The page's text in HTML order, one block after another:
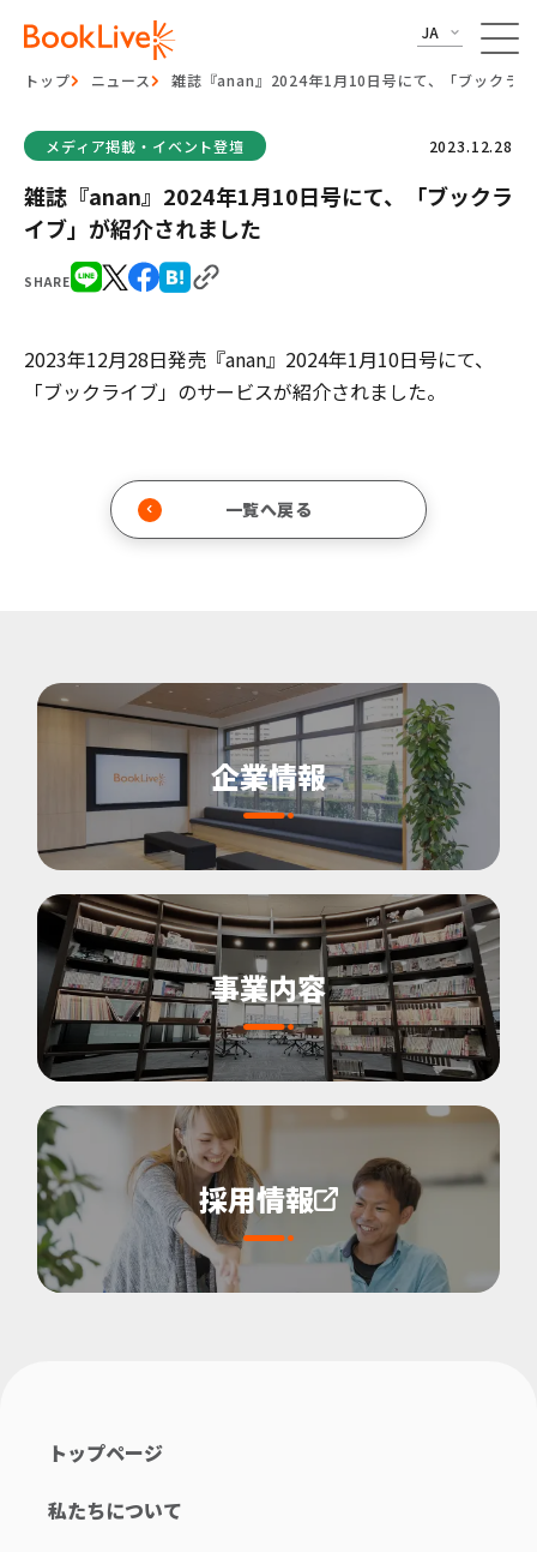
JA
トップ ニュース 雑誌『anan』2024年1月10日号にて、「ブックラ
SHARE
メディア掲載・イベント登壇 2023.12.28
雑誌『anan』2024年1月10日号にて、「ブックラ
イブ」が紹介されました
2023年12月28日発売『anan』2024年1月10日号にて、
「ブックライブ」のサービスが紹介されました。
一覧へ戻る
企業情報
事業内容
採用情報
トップページ
私たちについて